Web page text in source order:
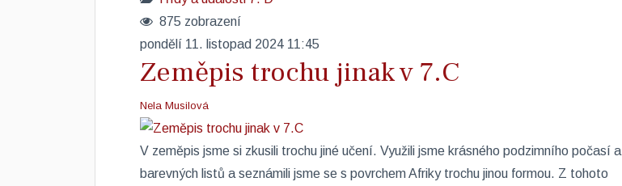
875 zobrazení
pondělí 11. listopad 2024 11:45
Zeměpis trochu jinak v 7.C
Nela Musilová
​V zeměpis jsme si zkusili trochu jiné učení. Využili jsme krásného podzimního počasí a
barevných listů a seznámili jsme se s povrchem Afriky trochu jinou formou. Z tohoto